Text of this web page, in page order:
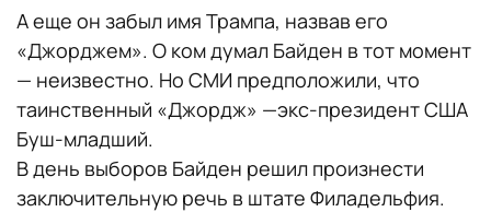
А еще он забыл имя Трампа, назвав его
«Джорджем». О ком думал Байден в тот момент
— неизвестно. Но СМИ предположили, что
таинственный «Джордж» —экс-президент США
Буш-младший.
В день выборов Байден решил произнести
заключительную речь в штате Филадельфия.